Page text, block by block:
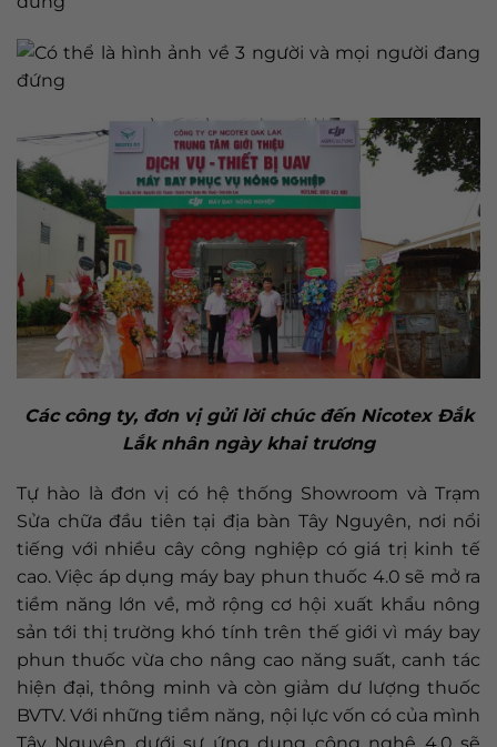
Các công ty, đơn vị gửi lời chúc đến Nicotex Đắk
Lắk nhân ngày khai trương
Tự hào là đơn vị có hệ thống Showroom và Trạm
Sửa chữa đầu tiên tại địa bàn Tây Nguyên, nơi nổi
tiếng với nhiều cây công nghiệp có giá trị kinh tế
cao. Việc áp dụng máy bay phun thuốc 4.0 sẽ mở ra
tiềm năng lớn về, mở rộng cơ hội xuất khẩu nông
sản tới thị trường khó tính trên thế giới vì máy bay
phun thuốc vừa cho nâng cao năng suất, canh tác
hiện đại, thông minh và còn giảm dư lượng thuốc
BVTV. Với những tiềm năng, nội lực vốn có của mình